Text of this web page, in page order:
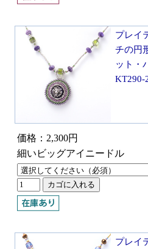
プレイ
チの円
ット・
KT290-
価格：2,300円
細いビッグアイニードル
プレイ